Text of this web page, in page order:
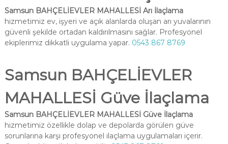
Samsun BAHÇELİEVLER MAHALLESİ Arı İlaçlama
hizmetimiz ev, işyeri ve açık alanlarda oluşan arı yuvalarının
güvenli şekilde ortadan kaldırılmasını sağlar. Profesyonel
ekiplerimiz dikkatli uygulama yapar. 0543 867 8769
Samsun BAHÇELİEVLER
MAHALLESİ Güve İlaçlama
Samsun BAHÇELİEVLER MAHALLESİ Güve İlaçlama
hizmetimiz özellikle dolap ve depolarda görülen güve
sorunlarına karşı profesyonel ilaçlama uygulamaları içerir.